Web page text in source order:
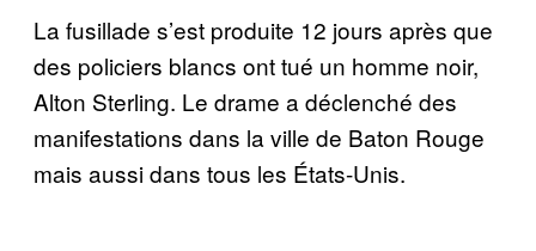
La fusillade s’est produite 12 jours après que
des policiers blancs ont tué un homme noir,
Alton Sterling. Le drame a déclenché des
manifestations dans la ville de Baton Rouge
mais aussi dans tous les États-Unis.